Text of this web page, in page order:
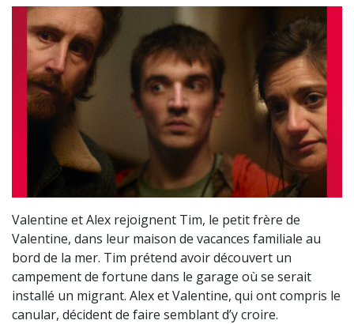
Valentine et Alex rejoignent Tim, le petit frère de
Valentine, dans leur maison de vacances familiale au
bord de la mer. Tim prétend avoir découvert un
campement de fortune dans le garage où se serait
installé un migrant. Alex et Valentine, qui ont compris le
canular, décident de faire semblant d’y croire.